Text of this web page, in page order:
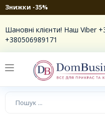
Знижки -35%
Шановні клієнти! Наш Viber
+380506989171